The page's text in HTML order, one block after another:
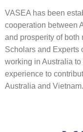
VASEA has been
cooperation between
and prosperity of both
Scholars and Experts
working in Australia
experience to
Australia and Vietnam.